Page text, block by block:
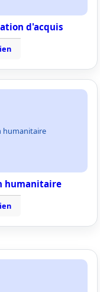
d'acquis
humanitaire
humanitaire